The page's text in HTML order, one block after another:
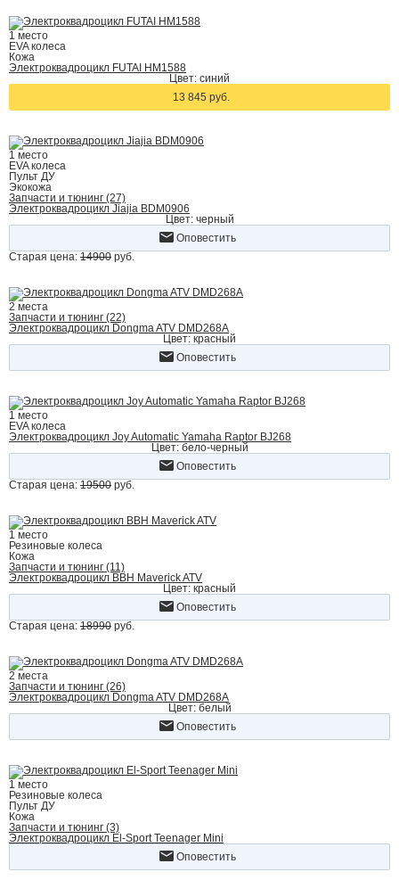
1 место
EVA колеса
Кожа
Электроквадроцикл FUTAI HM1588
Цвет: синий
13 845 руб.
1 место
EVA колеса
Пульт ДУ
Экокожа
Запчасти и тюнинг (27)
Электроквадроцикл Jiajia BDM0906
Цвет: черный
Оповестить
Старая цена: 14900 руб.
2 места
Запчасти и тюнинг (22)
Электроквадроцикл Dongma ATV DMD268A
Цвет: красный
Оповестить
1 место
EVA колеса
Электроквадроцикл Joy Automatic Yamaha Raptor BJ268
Цвет: бело-черный
Оповестить
Старая цена: 19500 руб.
1 место
Резиновые колеса
Кожа
Запчасти и тюнинг (11)
Электроквадроцикл BBH Maverick ATV
Цвет: красный
Оповестить
Старая цена: 18990 руб.
2 места
Запчасти и тюнинг (26)
Электроквадроцикл Dongma ATV DMD268A
Цвет: белый
Оповестить
1 место
Резиновые колеса
Пульт ДУ
Кожа
Запчасти и тюнинг (3)
Электроквадроцикл El-Sport Teenager Mini
Оповестить